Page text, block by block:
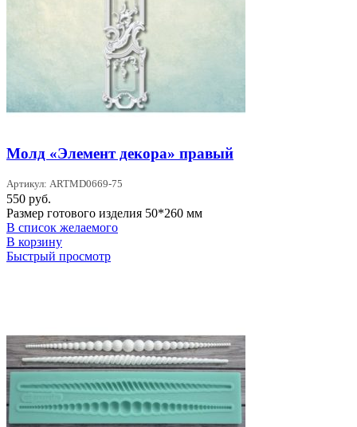
Молд «Элемент декора» правый
Артикул: ARTMD0669-75
550 руб.
Размер готового изделия 50*260 мм
В список желаемого
В корзину
Быстрый просмотр